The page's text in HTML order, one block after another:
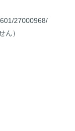
27000968/
ん）